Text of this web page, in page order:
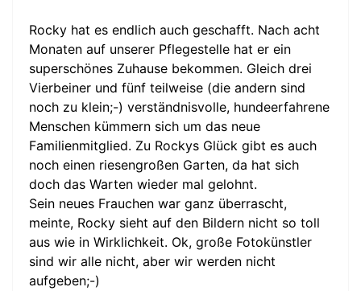
Rocky hat es endlich auch geschafft. Nach acht
Monaten auf unserer Pflegestelle hat er ein
superschönes Zuhause bekommen. Gleich drei
Vierbeiner und fünf teilweise (die andern sind
noch zu klein;-) verständnisvolle, hundeerfahrene
Menschen kümmern sich um das neue
Familienmitglied. Zu Rockys Glück gibt es auch
noch einen riesengroßen Garten, da hat sich
doch das Warten wieder mal gelohnt.
Sein neues Frauchen war ganz überrascht,
meinte, Rocky sieht auf den Bildern nicht so toll
aus wie in Wirklichkeit. Ok, große Fotokünstler
sind wir alle nicht, aber wir werden nicht
aufgeben;-)